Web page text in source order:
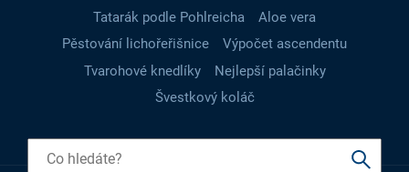
Tatarák podle Pohlreicha
Aloe vera
Pěstování lichořeřišnice
Výpočet ascendentu
Tvarohové knedlíky
Nejlepší palačinky
Švestkový koláč